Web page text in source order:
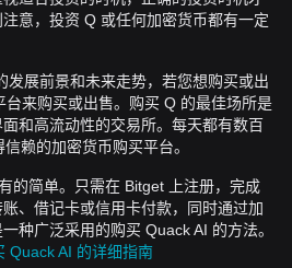
意，投资 Q 或任何加密货币都有一定
发展前景和未来走势，若您想购买或出
来购买或出售。购买 Q 的最佳场所是
和高流动性的交易所。每天都有数百
赖的加密货币购买平台。
的简单。只需在 Bitget 上注册，完成
、借记卡或信用卡付款，同时通过加
种广泛采用的购买 Quack AI 的方法。
Quack AI 的详细指南